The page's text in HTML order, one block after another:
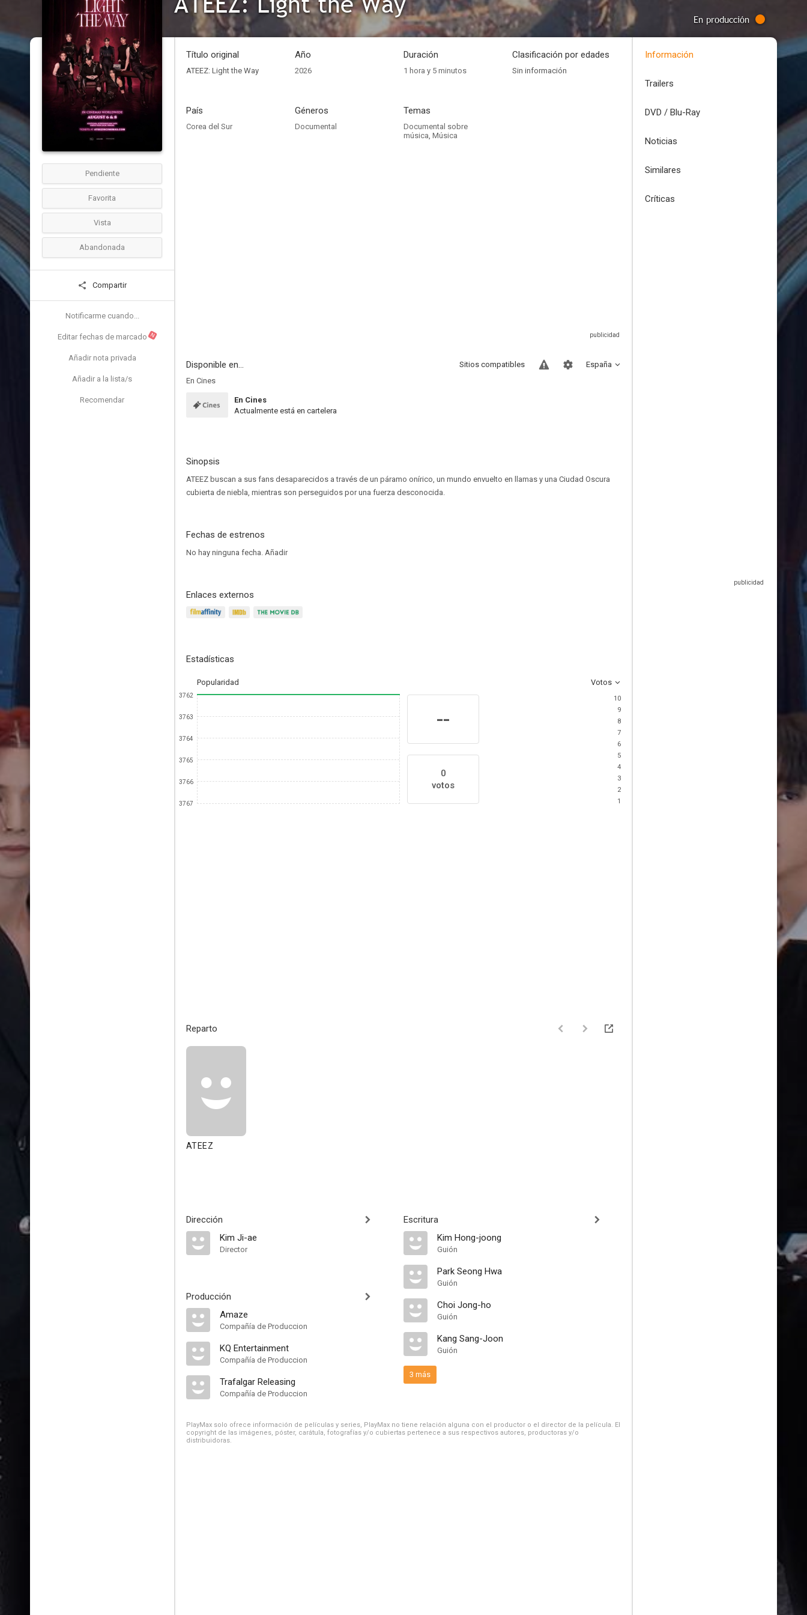
En producción
Pendiente
Favorita
Vista
Abandonada
Compartir
Notificarme cuando...
Editar fechas de marcado N
Añadir nota privada
Añadir a la lista/s
Recomendar
Título original
ATEEZ: Light the Way
Año
2026
Duración
1 hora y 5 minutos
Clasificación por edades
Sin información
País
Corea del Sur
Géneros
Documental
Temas
Documental sobre
música, Música
Disponible en... España
Sitios compatibles
En Cines
En Cines
Actualmente está en cartelera
Sinopsis
ATEEZ buscan a sus fans desaparecidos a través de un páramo onírico, un mundo envuelto en llamas y una Ciudad Oscura
cubierta de niebla, mientras son perseguidos por una fuerza desconocida.
Fechas de estrenos
No hay ninguna fecha. Añadir
Enlaces externos
Estadísticas
Popularidad Votos
3762
3763
3764
3765
3766
3767
--
0
votos
10
9
8
7
6
5
4
3
2
1
Reparto
ATEEZ
Dirección
Kim Ji-ae
Director
Producción
Amaze
Compañía de Produccion
KQ Entertainment
Compañía de Produccion
Trafalgar Releasing
Compañía de Produccion
Escritura
Kim Hong-joong
Guión
Park Seong Hwa
Guión
Choi Jong-ho
Guión
Kang Sang-Joon
Guión
3 más
PlayMax solo ofrece información de películas y series, PlayMax no tiene relación alguna con el productor o el director de la película. El
copyright de las imágenes, póster, carátula, fotografías y/o cubiertas pertenece a sus respectivos autores, productoras y/o
distribuidoras.
Información
Trailers
DVD / Blu-Ray
Noticias
Similares
Críticas